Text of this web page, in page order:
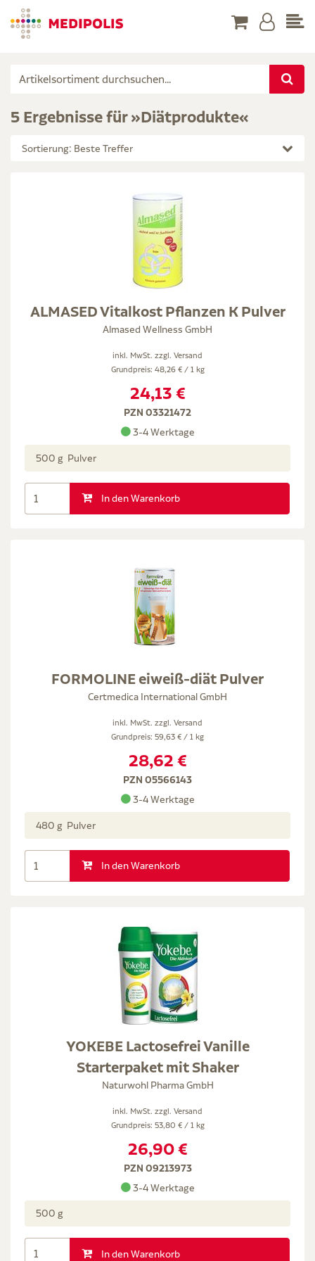
5 Ergebnisse für »Diätprodukte«
Sortierung: Beste Treffer
ALMASED Vitalkost Pflanzen K Pulver
Almased Wellness GmbH
inkl. MwSt. zzgl. Versand
Grundpreis: 48,26 € / 1 kg
24,13 €
PZN 03321472
3-4 Werktage
500 g Pulver
In den Warenkorb
FORMOLINE eiweiß-diät Pulver
Certmedica International GmbH
inkl. MwSt. zzgl. Versand
Grundpreis: 59,63 € / 1 kg
28,62 €
PZN 05566143
3-4 Werktage
480 g Pulver
In den Warenkorb
YOKEBE Lactosefrei Vanille
Starterpaket mit Shaker
Naturwohl Pharma GmbH
inkl. MwSt. zzgl. Versand
Grundpreis: 53,80 € / 1 kg
26,90 €
PZN 09213973
3-4 Werktage
500 g
In den Warenkorb